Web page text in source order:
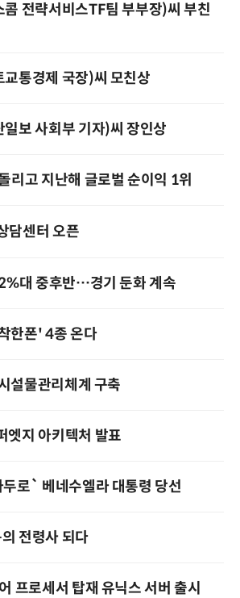
콤 전략서비스TF팀 부부장)씨 부친
교통경제 국장)씨 모친상
보 사회부 기자)씨 장인상
리고 지난해 글로벌 순이익 1위
담센터 오픈
대 중후반…경기 둔화 계속
한폰' 4종 온다
설물관리체계 구축
엣지 아키텍처 발표
로` 베네수엘라 대통령 당선
전령사 되다
프로세서 탑재 유닉스 서버 출시